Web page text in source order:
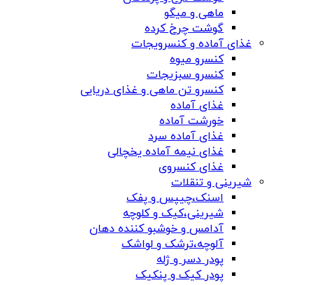
ماهی و میگو
گوشت چرخ کرده
غذای آماده و کنسرویجات
کنسرو میوه
کنسرو سبزیجات
کنسرو تن ماهی و غذای دریایی
غذای آماده
خورشت آماده
غذای آماده سرد
غذای نیمه آماده یخچالی
غذای کنسروی
شیرینی و تنقلات
اسنک،چیپس و پفک
شیرینی،کیک و کلوچه
آدامس و خوشبو کننده دهان
آلوچه،ترشک و لواشک
پودر دسر و ژله
پودر کیک و پنکیک